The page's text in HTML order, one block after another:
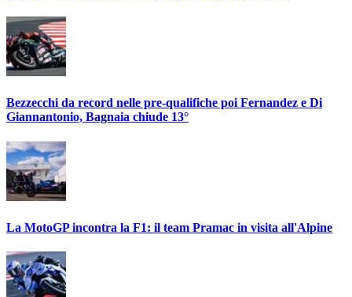
Bezzecchi da record nelle pre-qualifiche poi Fernandez e Di
Giannantonio, Bagnaia chiude 13°
La MotoGP incontra la F1: il team Pramac in visita all'Alpine